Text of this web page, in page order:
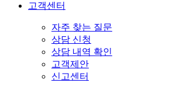
고객센터
자주 찾는 질문
상담 신청
상담 내역 확인
고객제안
신고센터